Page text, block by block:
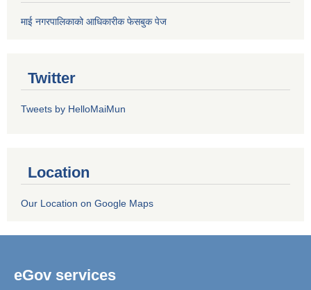
माई नगरपालिकाको आधिकारीक फेसबुक पेज
Twitter
Tweets by HelloMaiMun
Location
Our Location on Google Maps
eGov services